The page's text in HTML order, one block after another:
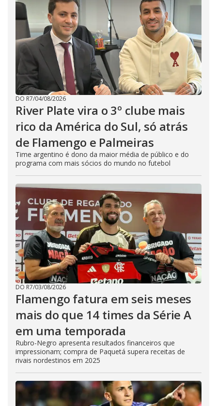
DO R7/04/08/2026
River Plate vira o 3º clube mais
rico da América do Sul, só atrás
de Flamengo e Palmeiras
Time argentino é dono da maior média de público e do
programa com mais sócios do mundo no futebol
DO R7/03/08/2026
Flamengo fatura em seis meses
mais do que 14 times da Série A
em uma temporada
Rubro-Negro apresenta resultados financeiros que
impressionam; compra de Paquetá supera receitas de
rivais nordestinos em 2025